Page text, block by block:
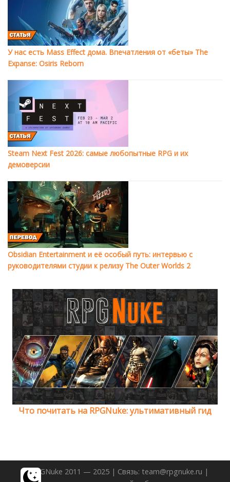
У нас есть Mass Effect дома. Впечатления от «беты» The
Expanse: Osiris Reborn
Steam Next Fest 2026: самые любопытные RPG и их
демоверсии
Obsidian Entertainment и её особый путь: интервью с
руководителями студии к релизу The Outer Worlds 2
Что почитать на RPGNuke: ультимативный гид
© RPGNuke 2011 — 2025 | Связь: team@rpgnuke.ru |